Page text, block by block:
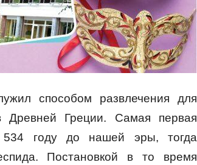
способом развлечения для
Греции. Самая первая
534 году до нашей эры, тогда
Постановкой в то время